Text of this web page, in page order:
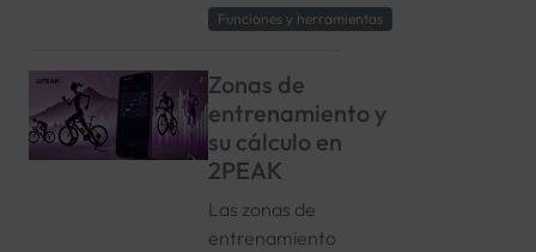
Funciones y herramientas
Zonas de
entrenamiento y
su cálculo en
2PEAK
Las zonas de
entrenamiento